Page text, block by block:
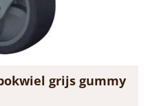
grijs gummy